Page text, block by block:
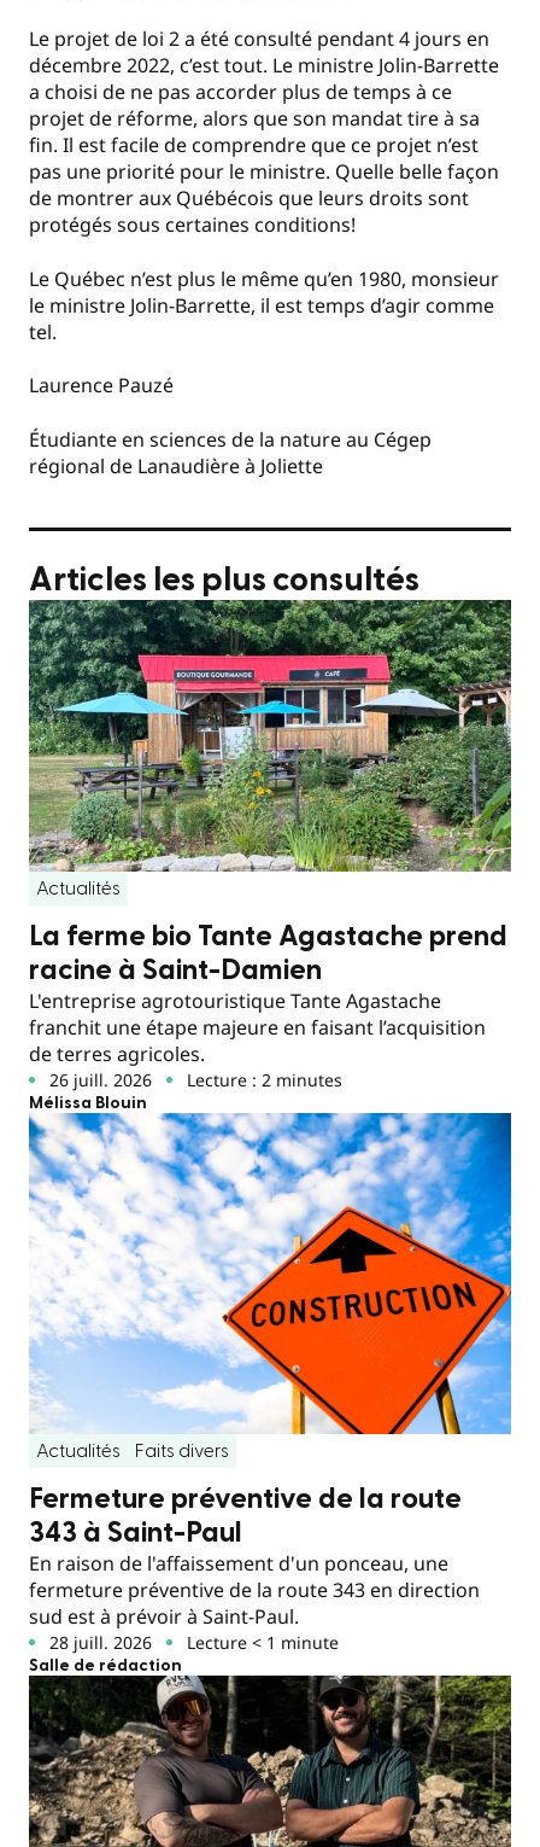
Le projet de loi 2 a été consulté pendant 4 jours en
décembre 2022, c’est tout. Le ministre Jolin-Barrette
a choisi de ne pas accorder plus de temps à ce
projet de réforme, alors que son mandat tire à sa
fin. Il est facile de comprendre que ce projet n’est
pas une priorité pour le ministre. Quelle belle façon
de montrer aux Québécois que leurs droits sont
protégés sous certaines conditions!
Le Québec n’est plus le même qu’en 1980, monsieur
le ministre Jolin-Barrette, il est temps d’agir comme
tel.
Laurence Pauzé
Étudiante en sciences de la nature au Cégep
régional de Lanaudière à Joliette
Articles les plus consultés
Actualités
La ferme bio Tante Agastache prend
racine à Saint-Damien
L'entreprise agrotouristique Tante Agastache
franchit une étape majeure en faisant l’acquisition
de terres agricoles.
26 juill. 2026 Lecture : 2 minutes
Mélissa Blouin
Actualités Faits divers
Fermeture préventive de la route
343 à Saint-Paul
En raison de l'affaissement d'un ponceau, une
fermeture préventive de la route 343 en direction
sud est à prévoir à Saint-Paul.
28 juill. 2026 Lecture < 1 minute
Salle de rédaction